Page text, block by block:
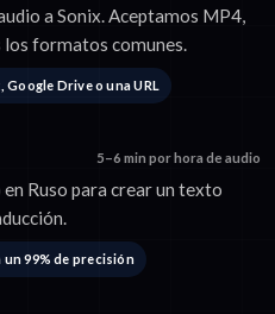
a Sonix. Aceptamos MP4,
los formatos comunes.
Drive o una URL
5–6 min por hora de audio
Ruso para crear un texto
99% de precisión